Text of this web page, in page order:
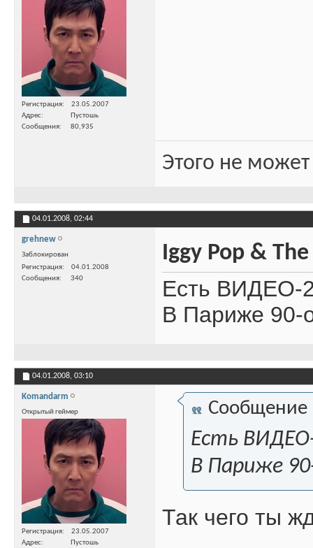
Регистрация
23.05.2007
Адрес
Пустошь
Сообщения
80,935
Этого не
04.01.2008, 02:44
grehnew
Заблокирован
Регистрация
04.01.2008
Сообщения
340
Iggy Pop &
Есть ВИДЕО-
В Париже 90-
04.01.2008, 03:10
Komandarm
Открытый геймер
Регистрация
23.05.2007
Адрес
Пустошь
Сообщение
Есть
В Париже
Так чего ты